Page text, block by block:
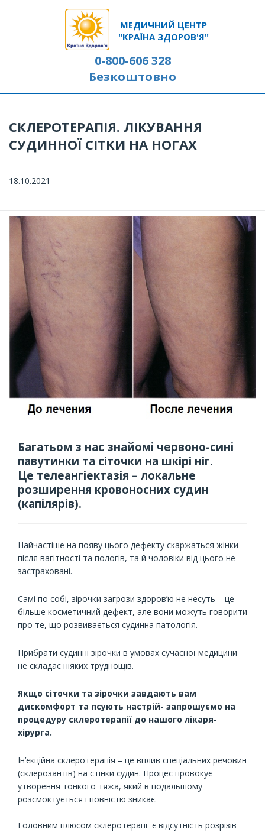
МЕДИЧНИЙ ЦЕНТР
"КРАЇНА ЗДОРОВ'Я"
0-800-606 328
Безкоштовно
СКЛЕРОТЕРАПІЯ. ЛІКУВАННЯ
СУДИННОЇ СІТКИ НА НОГАХ
18.10.2021
Багатьом з нас знайомі червоно-сині
павутинки та сіточки на шкірі ніг.
Це телеангіектазія – локальне
розширення кровоносних судин
(капілярів).
Найчастіше на появу цього дефекту скаржаться жінки
після вагітності та пологів, та й чоловіки від цього не
застраховані.
Самі по собі, зірочки загрози здоров’ю не несуть – це
більше косметичний дефект, але вони можуть говорити
про те, що розвивається судинна патологія.
Прибрати судинні зірочки в умовах сучасної медицини
не складає ніяких труднощів.
Якщо сіточки та зірочки завдають вам
дискомфорт та псують настрій- запрошуємо на
процедуру склеротерапії до нашого лікаря-
хірурга.
Ін’єкційна склеротерапія – це вплив спеціальних речовин
(склерозантів) на стінки судин. Процес провокує
утворення тонкого тяжа, який в подальшому
розсмоктується і повністю зникає.
Головним плюсом склеротерапії є відсутність розрізів